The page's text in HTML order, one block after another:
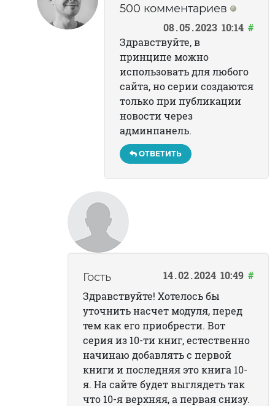
500 комментариев
08 05 2023 10:14 #
Здравствуйте, в
принципе можно
использовать для любого
сайта, но серии создаются
только при публикации
новости через
админпанель.
ОТВЕТИТЬ
Гость 14 02 2024 10:49 #
Здравствуйте! Хотелось бы
уточнить насчет модуля, перед
тем как его приобрести. Вот
серия из 10-ти книг, естественно
начинаю добавлять с первой
книги и последняя это книга 10-
я. На сайте будет выглядеть так
что 10-я верхняя, а первая снизу.